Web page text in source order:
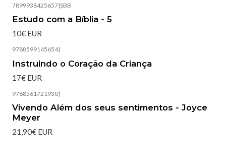
7899938425657|SBB
Estudo com a Bíblia - 5
10€ EUR
9788599145654|
Instruindo o Coração da Criança
17€ EUR
9788561721930|
Vivendo Além dos seus sentimentos - Joyce
Meyer
21,90€ EUR